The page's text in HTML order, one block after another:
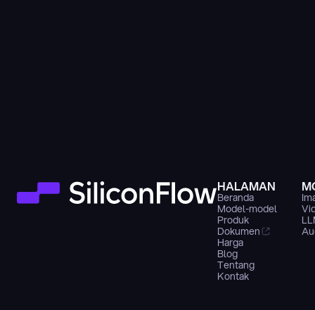
HALAMAN
Beranda
Model-model
Produk
Dokumen
Harga
Blog
Tentang
Kontak